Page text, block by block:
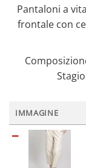
Pantaloni a
frontale con
IMMAGINE